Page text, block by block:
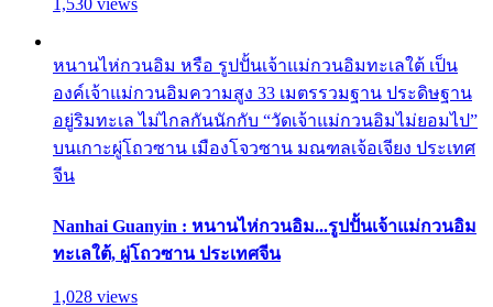
1,530 views
หนานไห่กวนอิม หรือ รูปปั้นเจ้าแม่กวนอิมทะเลใต้ เป็น
องค์เจ้าแม่กวนอิมความสูง 33 เมตรรวมฐาน ประดิษฐาน
อยู่ริมทะเล ไม่ไกลกันนักกับ “วัดเจ้าแม่กวนอิมไม่ยอมไป”
บนเกาะผู่โถวซาน เมืองโจวซาน มณฑลเจ้อเจียง ประเทศ
จีน
Nanhai Guanyin : หนานไห่กวนอิม...รูปปั้นเจ้าแม่กวนอิม
ทะเลใต้, ผู่โถวซาน ประเทศจีน
1,028 views